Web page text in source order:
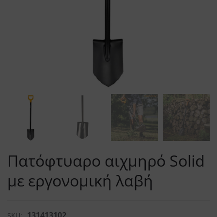
Πατόφτυαρο αιχμηρό Solid
με εργονομική λαβή